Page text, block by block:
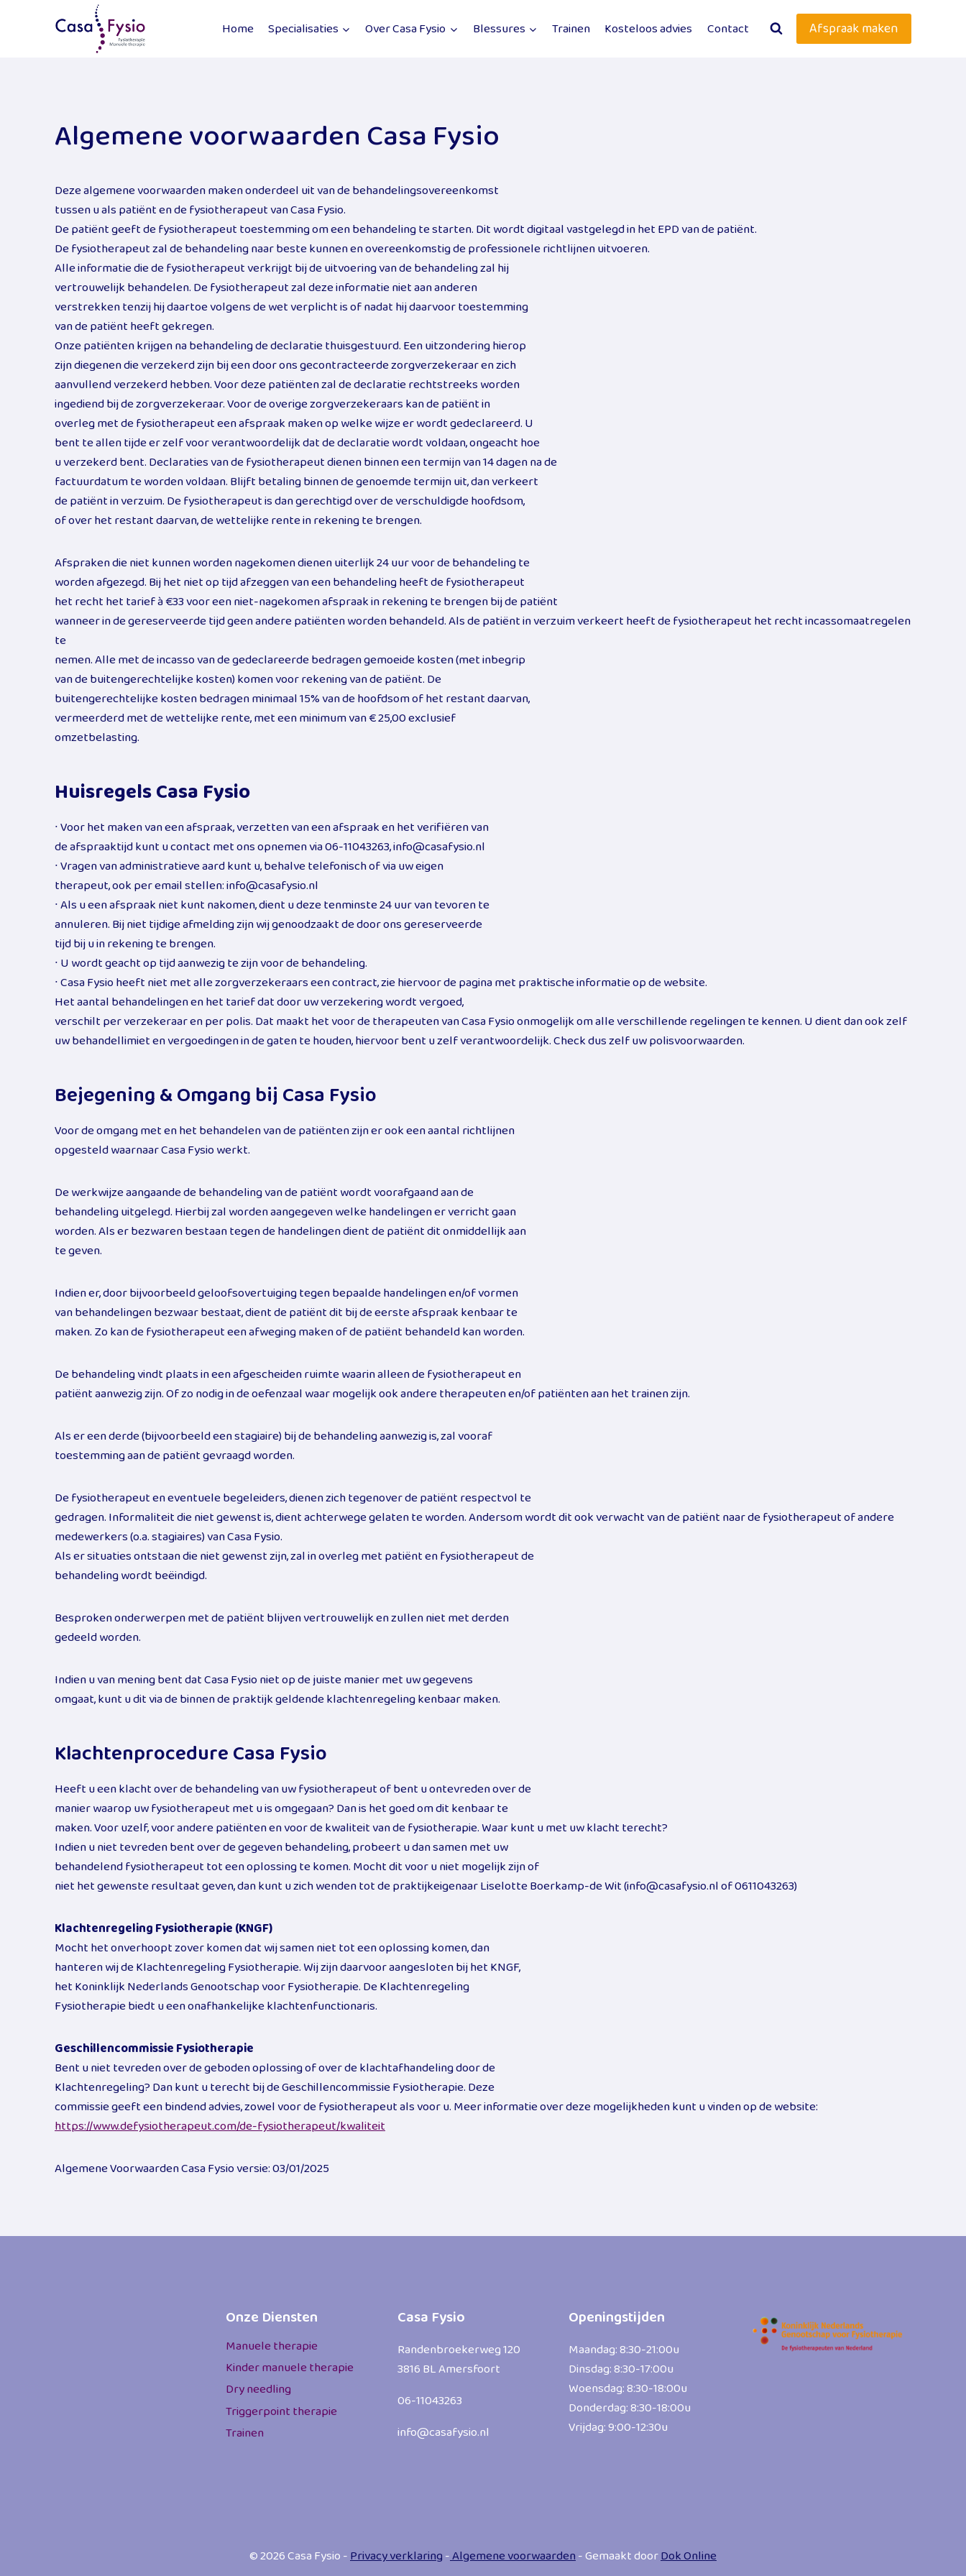
Home Specialisaties Over Casa Fysio Blessures Trainen Kosteloos advies Contact Afspraak maken
Algemene voorwaarden Casa Fysio
Deze algemene voorwaarden maken onderdeel uit van de behandelingsovereenkomst
tussen u als patiënt en de fysiotherapeut van Casa Fysio.
De patiënt geeft de fysiotherapeut toestemming om een behandeling te starten. Dit wordt digitaal vastgelegd in het EPD van de patiënt.
De fysiotherapeut zal de behandeling naar beste kunnen en overeenkomstig de professionele richtlijnen uitvoeren.
Alle informatie die de fysiotherapeut verkrijgt bij de uitvoering van de behandeling zal hij
vertrouwelijk behandelen. De fysiotherapeut zal deze informatie niet aan anderen
verstrekken tenzij hij daartoe volgens de wet verplicht is of nadat hij daarvoor toestemming
van de patiënt heeft gekregen.
Onze patiënten krijgen na behandeling de declaratie thuisgestuurd. Een uitzondering hierop
zijn diegenen die verzekerd zijn bij een door ons gecontracteerde zorgverzekeraar en zich
aanvullend verzekerd hebben. Voor deze patiënten zal de declaratie rechtstreeks worden
ingediend bij de zorgverzekeraar. Voor de overige zorgverzekeraars kan de patiënt in
overleg met de fysiotherapeut een afspraak maken op welke wijze er wordt gedeclareerd. U
bent te allen tijde er zelf voor verantwoordelijk dat de declaratie wordt voldaan, ongeacht hoe
u verzekerd bent. Declaraties van de fysiotherapeut dienen binnen een termijn van 14 dagen na de
factuurdatum te worden voldaan. Blijft betaling binnen de genoemde termijn uit, dan verkeert
de patiënt in verzuim. De fysiotherapeut is dan gerechtigd over de verschuldigde hoofdsom,
of over het restant daarvan, de wettelijke rente in rekening te brengen.
Afspraken die niet kunnen worden nagekomen dienen uiterlijk 24 uur voor de behandeling te
worden afgezegd. Bij het niet op tijd afzeggen van een behandeling heeft de fysiotherapeut
het recht het tarief à €33 voor een niet-nagekomen afspraak in rekening te brengen bij de patiënt
wanneer in de gereserveerde tijd geen andere patiënten worden behandeld. Als de patiënt in verzuim verkeert heeft de fysiotherapeut het recht incassomaatregelen
te
nemen. Alle met de incasso van de gedeclareerde bedragen gemoeide kosten (met inbegrip
van de buitengerechtelijke kosten) komen voor rekening van de patiënt. De
buitengerechtelijke kosten bedragen minimaal 15% van de hoofdsom of het restant daarvan,
vermeerderd met de wettelijke rente, met een minimum van € 25,00 exclusief
omzetbelasting.
Huisregels Casa Fysio
∙ Voor het maken van een afspraak, verzetten van een afspraak en het verifiëren van
de afspraaktijd kunt u contact met ons opnemen via 06-11043263, info@casafysio.nl
∙ Vragen van administratieve aard kunt u, behalve telefonisch of via uw eigen
therapeut, ook per email stellen: info@casafysio.nl
∙ Als u een afspraak niet kunt nakomen, dient u deze tenminste 24 uur van tevoren te
annuleren. Bij niet tijdige afmelding zijn wij genoodzaakt de door ons gereserveerde
tijd bij u in rekening te brengen.
∙ U wordt geacht op tijd aanwezig te zijn voor de behandeling.
∙ Casa Fysio heeft niet met alle zorgverzekeraars een contract, zie hiervoor de pagina met praktische informatie op de website.
Het aantal behandelingen en het tarief dat door uw verzekering wordt vergoed,
verschilt per verzekeraar en per polis. Dat maakt het voor de therapeuten van Casa Fysio onmogelijk om alle verschillende regelingen te kennen. U dient dan ook zelf
uw behandellimiet en vergoedingen in de gaten te houden, hiervoor bent u zelf verantwoordelijk. Check dus zelf uw polisvoorwaarden.
Bejegening & Omgang bij Casa Fysio
Voor de omgang met en het behandelen van de patiënten zijn er ook een aantal richtlijnen
opgesteld waarnaar Casa Fysio werkt.
De werkwijze aangaande de behandeling van de patiënt wordt voorafgaand aan de
behandeling uitgelegd. Hierbij zal worden aangegeven welke handelingen er verricht gaan
worden. Als er bezwaren bestaan tegen de handelingen dient de patiënt dit onmiddellijk aan
te geven.
Indien er, door bijvoorbeeld geloofsovertuiging tegen bepaalde handelingen en/of vormen
van behandelingen bezwaar bestaat, dient de patiënt dit bij de eerste afspraak kenbaar te
maken. Zo kan de fysiotherapeut een afweging maken of de patiënt behandeld kan worden.
De behandeling vindt plaats in een afgescheiden ruimte waarin alleen de fysiotherapeut en
patiënt aanwezig zijn. Of zo nodig in de oefenzaal waar mogelijk ook andere therapeuten en/of patiënten aan het trainen zijn.
Als er een derde (bijvoorbeeld een stagiaire) bij de behandeling aanwezig is, zal vooraf
toestemming aan de patiënt gevraagd worden.
De fysiotherapeut en eventuele begeleiders, dienen zich tegenover de patiënt respectvol te
gedragen. Informaliteit die niet gewenst is, dient achterwege gelaten te worden. Andersom wordt dit ook verwacht van de patiënt naar de fysiotherapeut of andere
medewerkers (o.a. stagiaires) van Casa Fysio.
Als er situaties ontstaan die niet gewenst zijn, zal in overleg met patiënt en fysiotherapeut de
behandeling wordt beëindigd.
Besproken onderwerpen met de patiënt blijven vertrouwelijk en zullen niet met derden
gedeeld worden.
Indien u van mening bent dat Casa Fysio niet op de juiste manier met uw gegevens
omgaat, kunt u dit via de binnen de praktijk geldende klachtenregeling kenbaar maken.
Klachtenprocedure Casa Fysio
Heeft u een klacht over de behandeling van uw fysiotherapeut of bent u ontevreden over de
manier waarop uw fysiotherapeut met u is omgegaan? Dan is het goed om dit kenbaar te
maken. Voor uzelf, voor andere patiënten en voor de kwaliteit van de fysiotherapie. Waar kunt u met uw klacht terecht?
Indien u niet tevreden bent over de gegeven behandeling, probeert u dan samen met uw
behandelend fysiotherapeut tot een oplossing te komen. Mocht dit voor u niet mogelijk zijn of
niet het gewenste resultaat geven, dan kunt u zich wenden tot de praktijkeigenaar Liselotte Boerkamp-de Wit (info@casafysio.nl of 0611043263)
Klachtenregeling Fysiotherapie (KNGF)
Mocht het onverhoopt zover komen dat wij samen niet tot een oplossing komen, dan
hanteren wij de Klachtenregeling Fysiotherapie. Wij zijn daarvoor aangesloten bij het KNGF,
het Koninklijk Nederlands Genootschap voor Fysiotherapie. De Klachtenregeling
Fysiotherapie biedt u een onafhankelijke klachtenfunctionaris.
Geschillencommissie Fysiotherapie
Bent u niet tevreden over de geboden oplossing of over de klachtafhandeling door de
Klachtenregeling? Dan kunt u terecht bij de Geschillencommissie Fysiotherapie. Deze
commissie geeft een bindend advies, zowel voor de fysiotherapeut als voor u. Meer informatie over deze mogelijkheden kunt u vinden op de website:
https://www.defysiotherapeut.com/de-fysiotherapeut/kwaliteit
Algemene Voorwaarden Casa Fysio versie: 03/01/2025
Onze Diensten
Manuele therapie
Kinder manuele therapie
Dry needling
Triggerpoint therapie
Trainen
Casa Fysio
Randenbroekerweg 120
3816 BL Amersfoort
06-11043263
info@casafysio.nl
Openingstijden
Maandag: 8:30-21:00u
Dinsdag: 8:30-17:00u
Woensdag: 8:30-18:00u
Donderdag: 8:30-18:00u
Vrijdag: 9:00-12:30u
© 2026 Casa Fysio -Privacy verklaring-Algemene voorwaarden- Gemaakt doorDok Online